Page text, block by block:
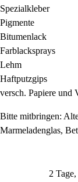
Spezialkleber
Pigmente
Bitumenlack
Farblacksprays
Lehm
Haftputzgips
versch. Papiere und
Bitte mitbringen:
Marmeladenglas,
2